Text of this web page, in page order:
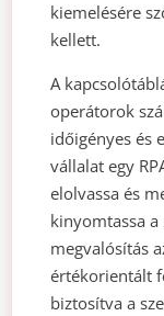
kiemelésére
kellett.
A
operátorok
időigényes és
vállalat egy
elolvassa és
kinyomtassa a
megvalósítás
értékorientált
biztosítva a